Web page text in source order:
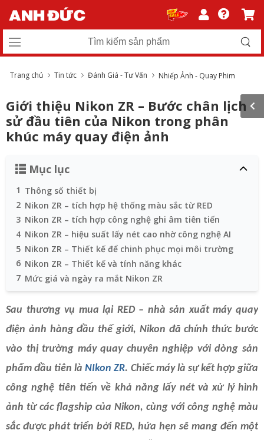
Trang chủ Tin tức Đánh Giá - Tư Vấn Nhiếp Ảnh - Quay Phim
Giới thiệu Nikon ZR – Bước chân lịch
sử đầu tiên của Nikon trong phân
khúc máy quay điện ảnh
Mục lục
1 Thông số thiết bị
2 Nikon ZR – tích hợp hệ thống màu sắc từ RED
3 Nikon ZR – tích hợp công nghệ ghi âm tiên tiến
4 Nikon ZR – hiệu suất lấy nét cao nhờ công nghệ AI
5 Nikon ZR – Thiết kế để chinh phục mọi môi trường
6 Nikon ZR – Thiết kế và tính năng khác
7 Mức giá và ngày ra mắt Nikon ZR
Sau thương vụ mua lại RED – nhà sản xuất máy quay
điện ảnh hàng đầu thế giới, Nikon đã chính thức bước
vào thị trường máy quay chuyên nghiệp với dòng sản
phẩm đầu tiên làNIkon ZR. Chiếc máy là sự kết hợp giữa
công nghệ tiên tiến về khả năng lấy nét và xử lý hình
ảnh từ các flagship của Nikon, cùng với công nghệ màu
sắc được phát triển bởi RED, hứa hẹn sẽ mang đến một